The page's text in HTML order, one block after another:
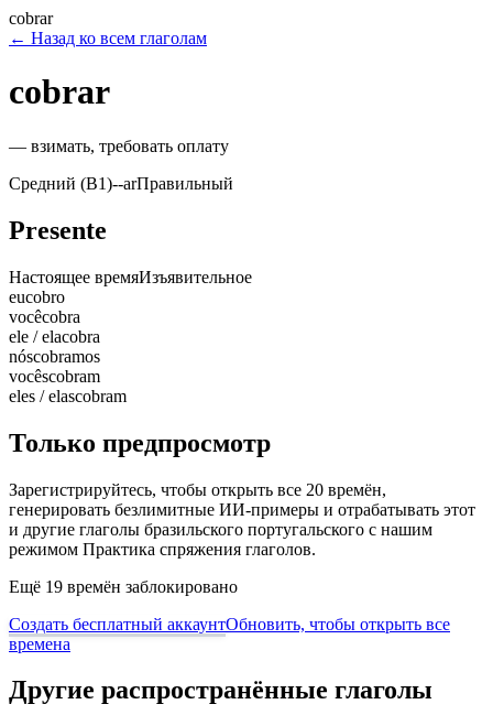
cobrar
← Назад ко всем глаголам
cobrar
— взимать, требовать оплату
Средний (B1)--arПравильный
Presente
Настоящее времяИзъявительное
eucobro
vocêcobra
ele / elacobra
nóscobramos
vocêscobram
eles / elascobram
Только предпросмотр
Зарегистрируйтесь, чтобы открыть все 20 времён,
генерировать безлимитные ИИ-примеры и отрабатывать этот
и другие глаголы бразильского португальского с нашим
режимом Практика спряжения глаголов.
Ещё 19 времён заблокировано
Создать бесплатный аккаунтОбновить, чтобы открыть все
времена
Другие распространённые глаголы